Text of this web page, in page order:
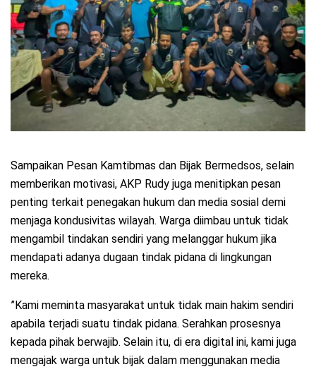
​Sampaikan Pesan Kamtibmas dan Bijak Bermedsos, selain
memberikan motivasi, AKP Rudy juga menitipkan pesan
penting terkait penegakan hukum dan media sosial demi
menjaga kondusivitas wilayah. Warga diimbau untuk tidak
mengambil tindakan sendiri yang melanggar hukum jika
mendapati adanya dugaan tindak pidana di lingkungan
mereka.
​”Kami meminta masyarakat untuk tidak main hakim sendiri
apabila terjadi suatu tindak pidana. Serahkan prosesnya
kepada pihak berwajib. Selain itu, di era digital ini, kami juga
mengajak warga untuk bijak dalam menggunakan media